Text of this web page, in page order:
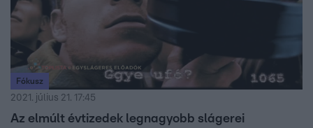
Fókusz
2021. július 21. 17:45
Az elmúlt évtizedek legnagyobb slágerei